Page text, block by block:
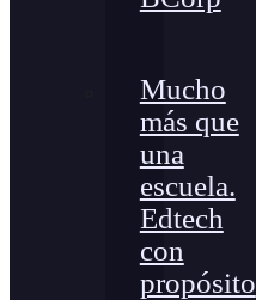
Mucho
más que
una
escuela.
Edtech
con
propósito